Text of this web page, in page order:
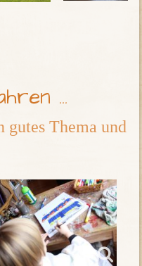
...
Thema und